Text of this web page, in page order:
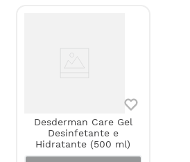
Desderman Care Gel
Desinfetante e
Hidratante (500 ml)